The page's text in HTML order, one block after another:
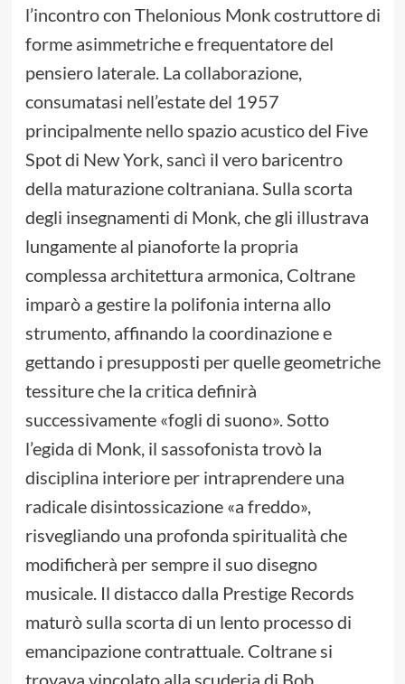
l’incontro con Thelonious Monk costruttore di
forme asimmetriche e frequentatore del
pensiero laterale. La collaborazione,
consumatasi nell’estate del 1957
principalmente nello spazio acustico del Five
Spot di New York, sancì il vero baricentro
della maturazione coltraniana. Sulla scorta
degli insegnamenti di Monk, che gli illustrava
lungamente al pianoforte la propria
complessa architettura armonica, Coltrane
imparò a gestire la polifonia interna allo
strumento, affinando la coordinazione e
gettando i presupposti per quelle geometriche
tessiture che la critica definirà
successivamente «fogli di suono». Sotto
l’egida di Monk, il sassofonista trovò la
disciplina interiore per intraprendere una
radicale disintossicazione «a freddo»,
risvegliando una profonda spiritualità che
modificherà per sempre il suo disegno
musicale. Il distacco dalla Prestige Records
maturò sulla scorta di un lento processo di
emancipazione contrattuale. Coltrane si